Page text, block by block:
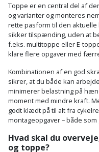
Toppe er en central del af
og varianter og monteres
rette pasform til den
sikker tilspænding, uden at
f.eks. multitoppe eller E-
klare flere opgaver med
Kombinationen af en god
sikrer, at du både kan
minimerer belastning på
moment med mindre kraft.
godt klædt på til alt fra
montageopgaver – både
Hvad skal du
og toppe?